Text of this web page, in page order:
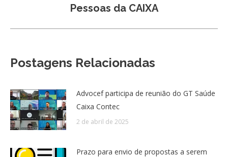
post:
Pessoas da CAIXA
Postagens Relacionadas
Advocef participa de reunião do GT Saúde
Caixa Contec
2 de abril de 2025
Prazo para envio de propostas a serem